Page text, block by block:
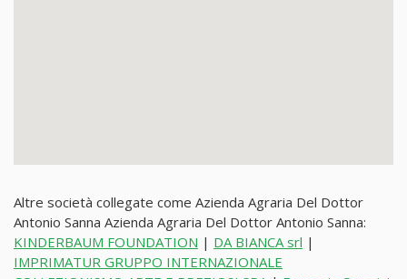
Altre società collegate come Azienda Agraria Del Dottor
Antonio Sanna Azienda Agraria Del Dottor Antonio Sanna:
KINDERBAUM FOUNDATION | DA BIANCA srl |
IMPRIMATUR GRUPPO INTERNAZIONALE